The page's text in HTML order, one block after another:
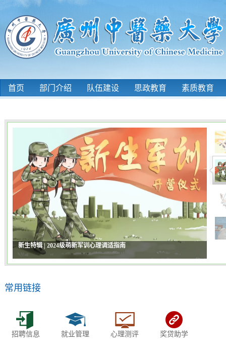
首页 部门介绍 队伍建设 思政教育 素质教育
新生特辑 | 2024级萌新军训心理调适指南
常用链接
招聘信息 就业管理 心理测评 奖贷助学